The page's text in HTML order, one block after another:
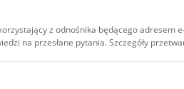
z odnośnika będącego adresem
na przesłane pytania. Szczegóły